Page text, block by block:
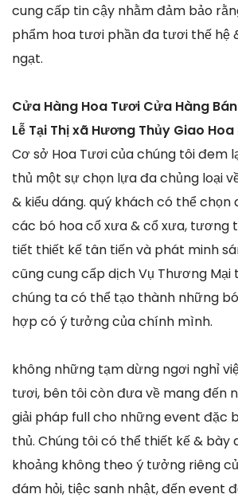
cung cấp tin cậy nhằm đảm bảo
phẩm hoa tươi phần đa tươi thế hệ
ngạt.
Cửa Hàng Hoa Tươi Cửa Hàng
Lễ Tại Thị xã Hương Thủy Giao
Cơ sở Hoa Tươi của chúng tôi đem
thủ một sự chọn lựa đa chủng loại
& kiểu dáng. quý khách có thể chọn
các bó hoa cổ xưa & cổ xưa, tương
tiết thiết kế tân tiến và phát minh
cũng cung cấp dịch Vụ Thương Mại
chúng ta có thể tạo thành những
hợp có ý tưởng của chính mình.
không những tạm dừng ngơi nghỉ
tươi, bên tôi còn đưa về mang đến
giải pháp full cho những event đặc
thủ. Chúng tôi có thể thiết kế & bày
khoảng không theo ý tưởng riêng
đám hỏi, tiệc sanh nhật, đến event